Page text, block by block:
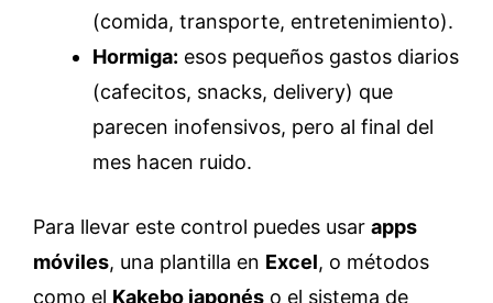
(comida, transporte, entretenimiento).
Hormiga: esos pequeños gastos diarios
(cafecitos, snacks, delivery) que
parecen inofensivos, pero al final del
mes hacen ruido.
Para llevar este control puedes usar apps
móviles, una plantilla en Excel, o métodos
como el Kakebo japonés o el sistema de